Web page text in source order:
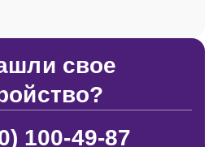
свое
100-49-87